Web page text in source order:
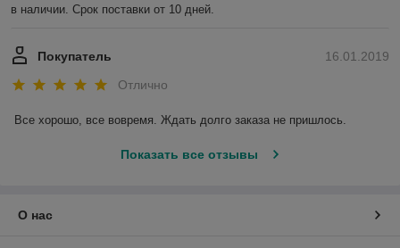
в наличии. Срок поставки от 10 дней.
16.01.2019
Покупатель
Отлично
Все хорошо, все вовремя. Ждать долго заказа не пришлось.
Показать все отзывы
О нас